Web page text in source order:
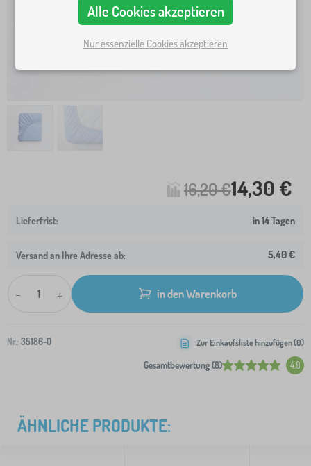
16,20 €14,30 €
in 14 Tagen
Versand an Ihre Adresse ab: 5,40 €
- + in den Warenkorb
Nr.: 35186-0
Gesamtbewertung (8) 4.8
Zur Einkaufsliste hinzufügen (0)
ÄHNLICHE PRODUKTE:
Alle Cookies akzeptieren
Nur essenzielle Cookies akzeptieren